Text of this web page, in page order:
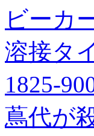
ビーカ
溶接タ
1825-
蔦代が